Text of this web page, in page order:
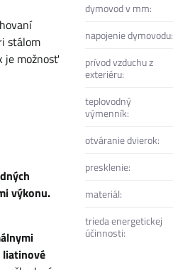
stálom
je možnosť
výkonu.
liatinové
dymovod v mm:
napojenie dymovodu:
prívod vzduchu z
exteriéru:
teplovodný
výmenník:
otváranie dvierok:
presklenie:
materiál:
trieda energetickej
účinnosti: